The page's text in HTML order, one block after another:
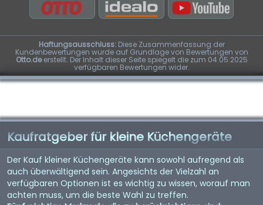
Haftungsausschluss:Diese Zusammenfassung der
Kundenbewertungen wurde auf Grundlage von Bewertungen von
Otto.deerstellt. Der Inhalt dieser Seite spiegelt die zum 04.05.2025
verfügbaren Bewertungen wider.
Kaufratgeber für kleine Küchengeräte
Der Kauf kleiner Küchengeräte kann sowohl aufregend als
auch überwältigend sein. Angesichts der Vielzahl an
verfügbaren Optionen ist es wichtig zu wissen, worauf man
achten muss, um die beste Wahl zu treffen.